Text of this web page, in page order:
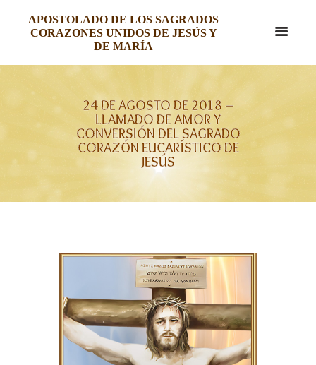
APOSTOLADO DE LOS SAGRADOS
CORAZONES UNIDOS DE JESÚS Y
DE MARÍA
24 DE AGOSTO DE 2018 –
LLAMADO DE AMOR Y
CONVERSIÓN DEL SAGRADO
CORAZÓN EUCARÍSTICO DE
JESÚS